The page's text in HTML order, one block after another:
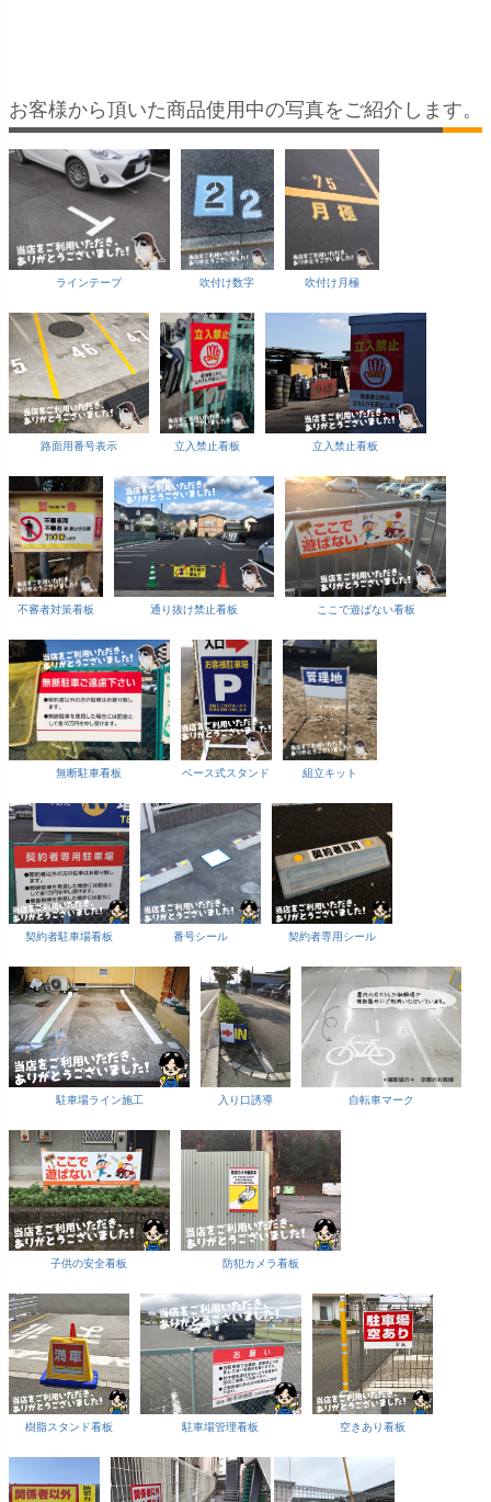
お客様から頂いた商品使用中の写真をご紹介します。
ラインテープ 吹付け数字 吹付け月極
路面用番号表示 立入禁止看板 立入禁止看板
不審者対策看板 通り抜け禁止看板 ここで遊ばない看板
無断駐車看板 ベース式スタンド 組立キット
契約者駐車場看板 番号シール 契約者専用シール
駐車場ライン施工 入り口誘導 自転車マーク
子供の安全看板 防犯カメラ看板
樹脂スタンド看板 駐車場管理看板 空きあり看板